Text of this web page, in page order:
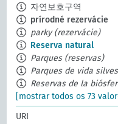
자연보호구역
prírodné rezervácie
parky (rezervácie)
Reserva natural
Parques (reservas)
Parques de vida
Reservas de la
[mostrar todos os 73
URI